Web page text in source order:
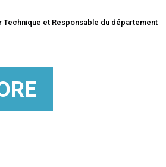
Technique et Responsable du département